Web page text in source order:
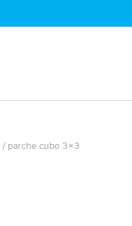
/ parche cubo 3×3